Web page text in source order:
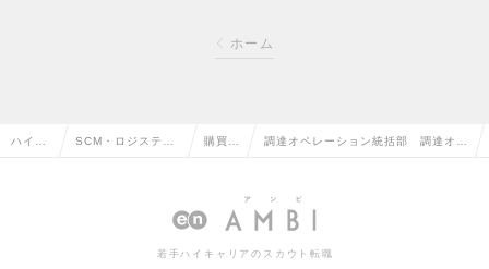
ホーム
ハイク SCM・ロジスティ 購買・ 調達オペレーション統括部 調達オペ
（Mgrクラス）の求人情報
若手ハイキャリアのスカウト転職